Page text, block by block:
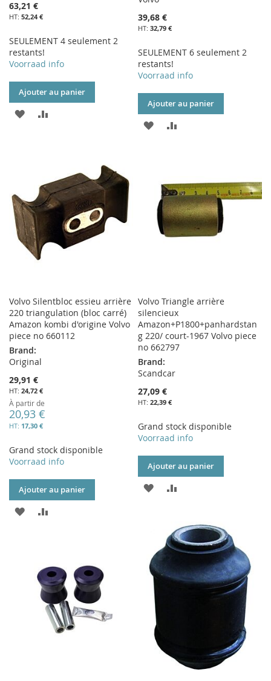
63,21 €
52,24 €
SEULEMENT 4 seulement 2
restants!
Voorraad info
Ajouter au panier
AJOUTER
D’ENVIE
39,68 €
32,79 €
SEULEMENT 6 seulement 2
restants!
Voorraad info
Ajouter au panier
AJOUTER
LISTE
D’ENVIE
Volvo Silentbloc essieu arrière
220 triangulation (bloc carré)
Amazon kombi d'origine Volvo
piece no 660112
Brand:
Original
29,91 €
24,72 €
À partir de
20,93 €
17,30 €
Grand stock disponible
Voorraad info
Ajouter au panier
AJOUTER
LISTE
D’ENVIE
Volvo Triangle arrière
silencieux
Amazon+P1800+panhardstan
g 220/ court-1967 Volvo piece
no 662797
Brand:
Scandcar
27,09 €
22,39 €
Grand stock disponible
Voorraad info
Ajouter au panier
AJOUTER
LISTE
D’ENVIE
COMPARATEUR